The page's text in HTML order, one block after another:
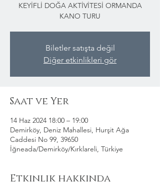
KEYİFLİ DOĞA AKTİVİTESİ ORMANDA
KANO TURU
Biletler satışta değil
Diğer etkinlikleri gör
Saat ve Yer
14 Haz 2024 18:00 – 19:00
Demirköy, Deniz Mahallesi, Hurşit Ağa
Caddesi No 99, 39650
İğneada/Demirköy/Kırklareli, Türkiye
Etkinlik hakkında